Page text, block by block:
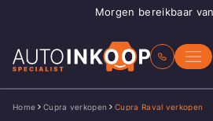
Morgen bereikbaar
Home Cupra verkopen Cupra Raval verkopen